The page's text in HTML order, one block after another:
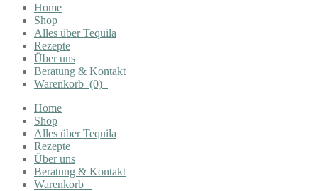
Home
Shop
Alles über Tequila
Rezepte
Über uns
Beratung & Kontakt
Warenkorb (0)
Home
Shop
Alles über Tequila
Rezepte
Über uns
Beratung & Kontakt
Warenkorb